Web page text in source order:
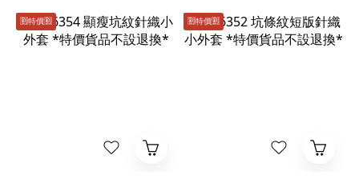
🈹️特價🈹️ 🈹️特價🈹️